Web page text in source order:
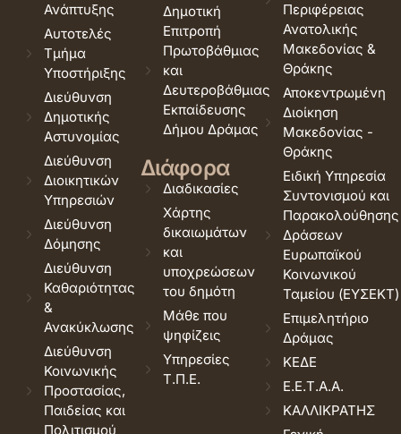
Ανάπτυξης
Αυτοτελές
Τμήμα
Υποστήριξης
Διεύθυνση
Δημοτικής
Αστυνομίας
Διεύθυνση
Διοικητικών
Υπηρεσιών
Διεύθυνση
Δόμησης
Διεύθυνση
Καθαριότητας
&
Ανακύκλωσης
Διεύθυνση
Κοινωνικής
Προστασίας,
Παιδείας και
Πολιτισμού
Δημοτική
Επιτροπή
Πρωτοβάθμιας
και
Δευτεροβάθμιας
Εκπαίδευσης
Δήμου Δράμας
Διάφορα
Διαδικασίες
Χάρτης
δικαιωμάτων
και
υποχρεώσεων
του δημότη
Μάθε που
ψηφίζεις
Υπηρεσίες
Τ.Π.Ε.
Περιφέρειας
Ανατολικής
Μακεδονίας &
Θράκης
Αποκεντρωμένη
Διοίκηση
Μακεδονίας -
Θράκης
Ειδική Υπηρεσία
Συντονισμού και
Παρακολούθησης
Δράσεων
Ευρωπαϊκού
Κοινωνικού
Ταμείου (ΕΥΣΕΚΤ)
Επιμελητήριο
Δράμας
ΚΕΔΕ
Ε.Ε.Τ.Α.Α.
ΚΑΛΛΙΚΡΑΤΗΣ